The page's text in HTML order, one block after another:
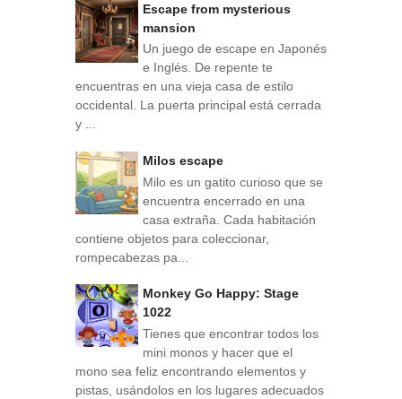
Escape from mysterious
mansion
Un juego de escape en Japonés
e Inglés. De repente te
encuentras en una vieja casa de estilo
occidental. La puerta principal está cerrada
y ...
Milos escape
Milo es un gatito curioso que se
encuentra encerrado en una
casa extraña. Cada habitación
contiene objetos para coleccionar,
rompecabezas pa...
Monkey Go Happy: Stage
1022
Tienes que encontrar todos los
mini monos y hacer que el
mono sea feliz encontrando elementos y
pistas, usándolos en los lugares adecuados